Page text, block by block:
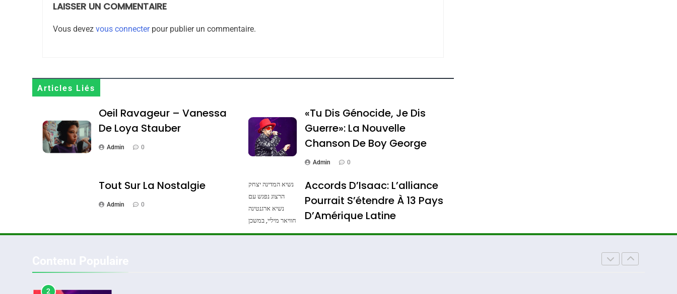
LAISSER UN COMMENTAIRE
Vous devez vous connecterpour publier un commentaire.
Articles Liés
Oeil Ravageur – Vanessa
De Loya Stauber
Admin 0
«Tu Dis Génocide, Je Dis
Guerre»: La Nouvelle
Chanson De Boy George
Admin 0
Tout Sur La Nostalgie
Admin 0
נשיא המדינה יצחק
הרצוג נפגש עם
נשיא ארגנטינה
חוויאר מיליי, במשכן
הנשיא בירושלים.
Accords D’Isaac: L’alliance
Pourrait S’étendre À 13 Pays
D’Amérique Latine
Admin 0
Terroir
Oeil Ravageur – Vanessa De Loya Stauber
2